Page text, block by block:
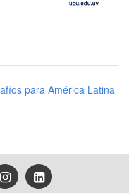
para América Latina